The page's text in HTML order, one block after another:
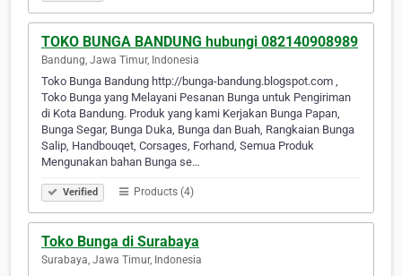
TOKO BUNGA BANDUNG hubungi 082140908989
Bandung, Jawa Timur, Indonesia
Toko Bunga Bandung http://bunga-bandung.blogspot.com ,
Toko Bunga yang Melayani Pesanan Bunga untuk Pengiriman
di Kota Bandung. Produk yang kami Kerjakan Bunga Papan,
Bunga Segar, Bunga Duka, Bunga dan Buah, Rangkaian Bunga
Salip, Handbouqet, Corsages, Forhand, Semua Produk
Mengunakan bahan Bunga se…
Verified Products (4)
Toko Bunga di Surabaya
Surabaya, Jawa Timur, Indonesia